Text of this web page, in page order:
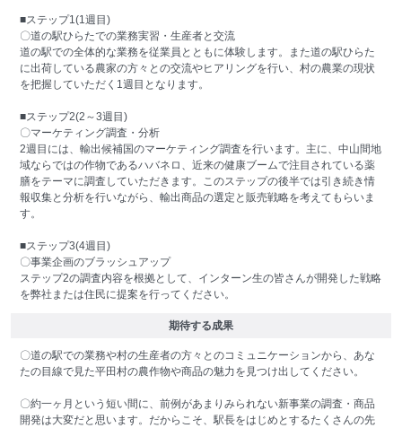
■ステップ1(1週目)
〇道の駅ひらたでの業務実習・生産者と交流
道の駅での全体的な業務を従業員とともに体験します。また道の駅ひらた
に出荷している農家の方々との交流やヒアリングを行い、村の農業の現状
を把握していただく1週目となります。
■ステップ2(2～3週目)
〇マーケティング調査・分析
2週目には、輸出候補国のマーケティング調査を行います。主に、中山間地
域ならではの作物であるハバネロ、近来の健康ブームで注目されている薬
膳をテーマに調査していただきます。このステップの後半では引き続き情
報収集と分析を行いながら、輸出商品の選定と販売戦略を考えてもらいま
す。
■ステップ3(4週目)
〇事業企画のブラッシュアップ
ステップ2の調査内容を根拠として、インターン生の皆さんが開発した戦略
を弊社または住民に提案を行ってください。
期待する成果
〇道の駅での業務や村の生産者の方々とのコミュニケーションから、あな
たの目線で見た平田村の農作物や商品の魅力を見つけ出してください。
〇約一ヶ月という短い間に、前例があまりみられない新事業の調査・商品
開発は大変だと思います。だからこそ、駅長をはじめとするたくさんの先